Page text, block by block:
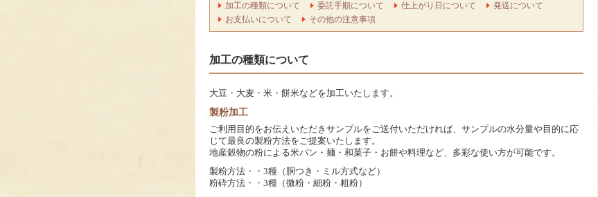
加工の種類について 委託手順について 仕上がり日について
発送について
お支払いについて
その他の注意事項
加工の種類について
大豆・大麦・米・餅米などを加工いたします。
製粉加工
ご利用目的をお伝えいただきサンプルをご送付いただければ、サンプルの水分量や目的に応
じて最良の製粉方法をご提案いたします。
地産穀物の粉による米パン・麺・和菓子・お餅や料理など、多彩な使い方が可能です。
製粉方法・・3種（胴つき・ミル方式など）
粉砕方法・・3種（微粉・細粉・粗粉）